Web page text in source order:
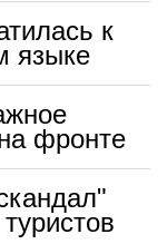
к
языке
фронте